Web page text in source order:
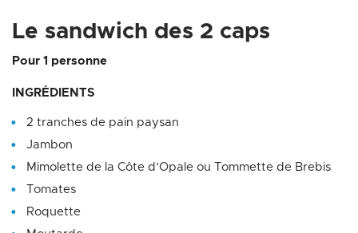
Le sandwich des 2 caps
Pour 1 personne
INGRÉDIENTS
2 tranches de pain paysan
Jambon
Mimolette de la Côte d’Opale ou Tommette de Brebis
Tomates
Roquette